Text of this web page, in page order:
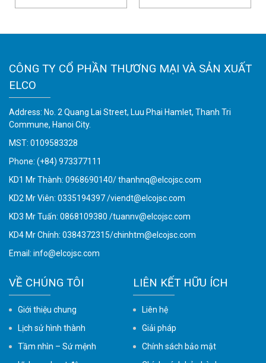
CÔNG TY CỔ PHẦN THƯƠNG MẠI VÀ SẢN XUẤT
ELCO
Address: No. 2 Quang Lai Street, Luu Phai Hamlet, Thanh Tri
Commune, Hanoi City.
MST: 0109583328
Phone: (+84) 973377111
KD1 Mr Thành: 0968690140/ thanhnq@elcojsc.com
KD2 Mr Viên: 0335194397 /viendt@elcojsc.com
KD3 Mr Tuấn: 0868109380 /tuannv@elcojsc.com
KD4 Mr Chính: 0384372315/chinhtm@elcojsc.com
Email: info@elcojsc.com
VỀ CHÚNG TÔI
Giới thiệu chung
Lịch sử hình thành
Tầm nhìn – Sứ mệnh
LIÊN KẾT HỮU ÍCH
Liên hệ
Giải pháp
Chính sách bảo mật